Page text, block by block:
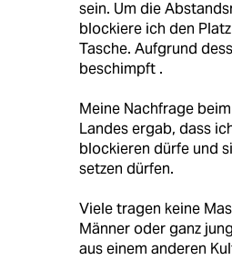
sein. Um die
blockiere ich den
Tasche. Aufgrund
beschimpft .
Meine Nachfrage
Landes ergab, dass
blockieren dürfe und
setzen dürfen.
Viele tragen keine
Männer oder ganz
aus einem anderen